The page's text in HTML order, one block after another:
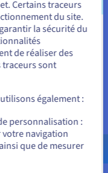
disposition de toutes
aurez besoin
Vous pouvez
en quelques
en États-
votre pays (États-
- $
Certains traceurs
du site.
la sécurité du
de réaliser des
traceurs sont
également :
personnalisation :
navigation
que de mesurer